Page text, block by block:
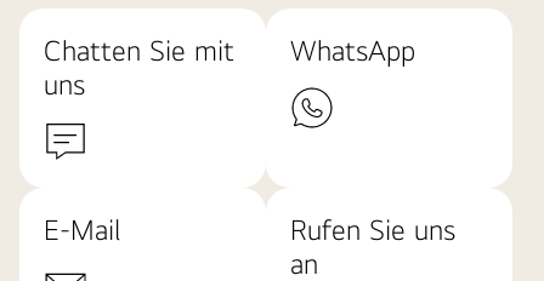
Chatten Sie mit
uns
WhatsApp
E-Mail
Rufen Sie uns
an